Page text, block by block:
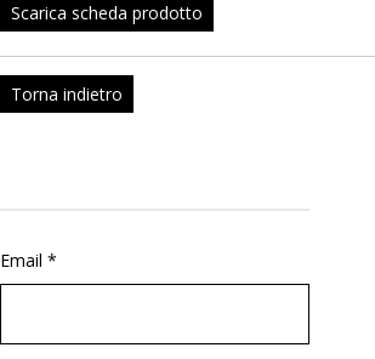
Scarica scheda prodotto
Torna indietro
Email *